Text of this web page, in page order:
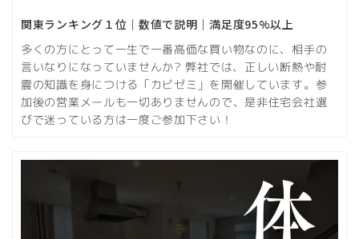
関東ランキング１位｜数値で説明｜満足度95%以上
多くの方にとって一生で一番高価な買い物なのに、相手の
言いなりになっていませんか? 弊社では、正しい断熱や耐
震の知識を身につける「カビゼミ」を開催しています。参
加後の営業メールも一切ありませんので、是非住宅会社選
びで迷っている方は一度ご参加下さい！